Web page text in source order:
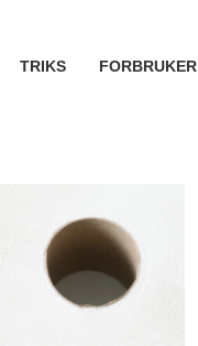
TRIKS FORBRUKER